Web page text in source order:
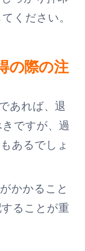
ください。
の際の注
あれば、退
ですが、過
あるでしょ
かかること
ることが重